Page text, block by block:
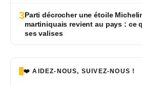
3Parti décrocher une étoile
martiniquais revient au pays : ce
ses valises
❤️ AIDEZ-NOUS, SUIVEZ-NOUS !